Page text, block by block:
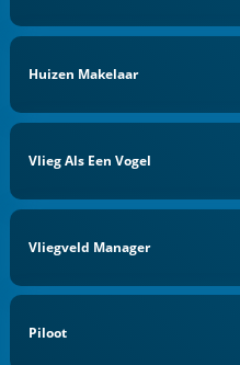
Huizen Makelaar
Vlieg Als Een Vogel
Vliegveld Manager
Piloot